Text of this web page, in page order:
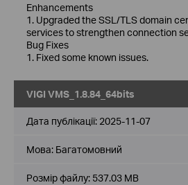
Enhancements
1. Upgraded the SSL/TLS domain
services to strengthen connection
Bug Fixes
1. Fixed some known issues.
VIGI VMS_1.8.84_64bits
Дата публікації: 2025-11-07
Мова: Багатомовний
Розмір файлу: 537.03 MB